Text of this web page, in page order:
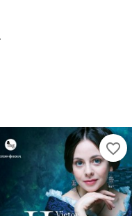
favorite_border